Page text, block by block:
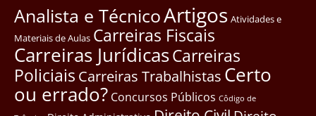
Analista e TécnicoArtigos Atividades e
Materiais de Aulas Carreiras Fiscais
Carreiras JurídicasCarreiras
Policiais Carreiras Trabalhistas Certo
ou errado? Concursos Públicos Côdigo de